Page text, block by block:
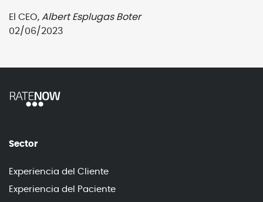
El CEO, Albert Esplugas Boter
02/06/2023
Sector
Experiencia del Cliente
Experiencia del Paciente